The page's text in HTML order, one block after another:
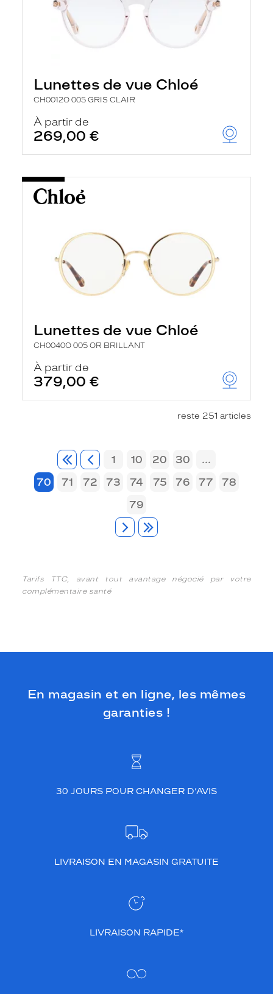
Lunettes de vue Chloé
CH0012O 005 GRIS CLAIR
À partir de
269,00 €
Lunettes de vue Chloé
CH0040O 005 OR BRILLANT
À partir de
379,00 €
reste 251 articles
1 10 20 30
...
70
71 72 73 74 75 76 77
78
79
Tarifs TTC, avant tout avantage négocié par votre
complémentaire santé
En magasin et en ligne, les mêmes
garanties !
30 JOURS POUR CHANGER D’AVIS
LIVRAISON EN MAGASIN GRATUITE
LIVRAISON RAPIDE*